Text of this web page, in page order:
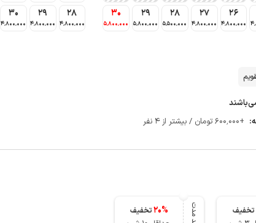
26
4٬800٬000
27
4٬800٬000
28
5٬500٬000
29
5٬800٬000
30
5٬800٬000
28
4٬800٬000
29
4٬800٬000
30
4٬800٬000
+600٬000 تومان / بیشتر از 4 نفر
تخفیف
بلند مدت 20%
تخفیف